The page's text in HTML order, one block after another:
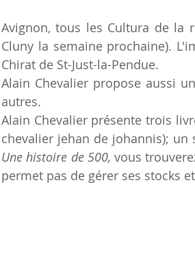
Avignon, tous les Cultura de la
Cluny la semaine prochaine).
Chirat de St-Just-la-Pendue.
Alain Chevalier propose aussi
autres.
Alain Chevalier présente trois
Une histoire de 500, vous
permet pas de gérer ses stocks